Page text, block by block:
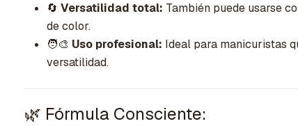
🔄 Versatilidad total: También puede usarse
de color.
🧑‍🎨 Uso profesional: Ideal para manicuristas
versatilidad.
🌿 Fórmula Consciente: